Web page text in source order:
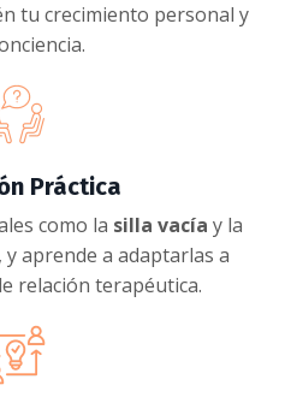
tu crecimiento personal y
Práctica
como la silla vacía y la
y aprende a adaptarlas a
relación terapéutica.